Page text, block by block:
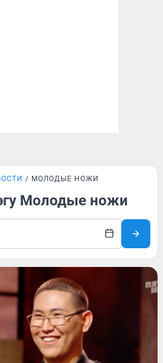
МОЛОДЫЕ НОЖИ
Молодые ножи